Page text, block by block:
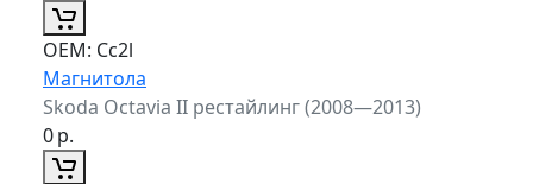
ОЕМ: Cc2l
Магнитола
Skoda Octavia II рестайлинг (2008—2013)
0р.